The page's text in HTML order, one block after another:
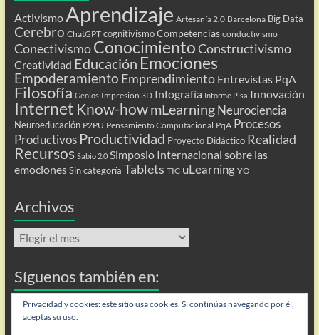
Activismo Aprendizaje Artesanía 2.0 Barcelona Big Data
Cerebro ChatGPT cognitivismo Competencias conductivismo
ConectivismoConocimientoConstructivismo
Creatividad Educación Emociones
Empoderamiento Emprendimiento Entrevistas PqA
Filosofía Genios Impresión 3D Infografía Informe Pisa Innovación
Internet Know-howmLearning Neurociencia
Neuroeducación P2PU Pensamiento Computacional PqA Procesos
Productivos Productividad Proyecto Didáctico Realidad
Recursos Sabio 2.0 Simposio Internacional sobre las
emociones Sin categoría Tablets TIC uLearning YO
Archivos
Archivos
Síguenos también en:
Flip
Privacidad y cookies: este sitio usa cookies. Si continúas navegando por él,
aceptas su uso.